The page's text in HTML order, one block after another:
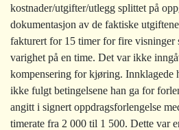
kostnader/utgifter/utlegg splittet på
dokumentasjon av de faktiske
fakturert for 15 timer for fire visninger
varighet på en time. Det var ikke
kompensering for kjøring. Innklagede
ikke fulgt betingelsene han ga for
angitt i signert oppdragsforlengelse
timerate fra 2 000 til 1 500. Dette var